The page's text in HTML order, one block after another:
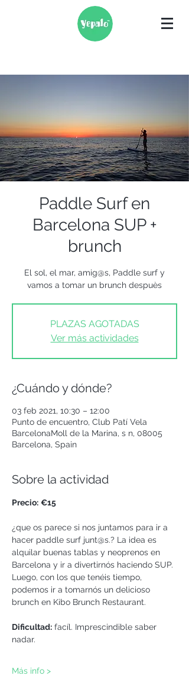
Paddle Surf en
Barcelona SUP +
brunch
El sol, el mar, amig@s, Paddle surf y
vamos a tomar un brunch despuès
PLAZAS AGOTADAS
Ver más actividades
¿Cuándo y dónde?
03 feb 2021, 10:30 – 12:00
Punto de encuentro, Club Patí Vela
BarcelonaMoll de la Marina, s n, 08005
Barcelona, Spain
Sobre la actividad
Precio: €15
¿que os parece si nos juntamos para ir a
hacer paddle surf junt@s.? La idea es
alquilar buenas tablas y neoprenos en
Barcelona y ir a divertirnós haciendo SUP.
Luego, con los que tenéis tiempo,
podemos ir a tomarnós un delicioso
brunch en Kibo Brunch Restaurant.
Dificultad: facíl. Imprescindible saber
nadar.
Más info >